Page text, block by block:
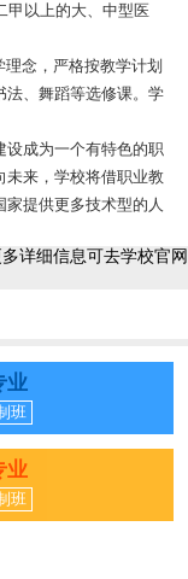
甲以上的大、中型医
念，严格按教学计划
法、舞蹈等选修课。学
设成为一个有特色的职
未来，学校将借职业教
提供更多技术型的人
详细信息可去学校官网
业
班
业
班